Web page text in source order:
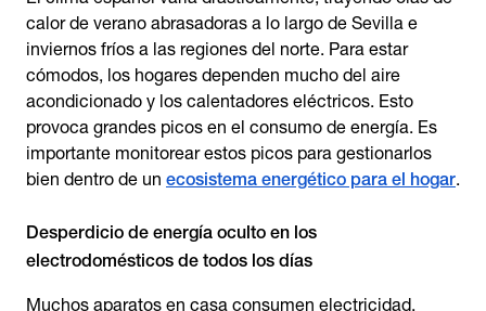
calor de verano abrasadoras a lo largo de Sevilla e
inviernos fríos a las regiones del norte. Para estar
cómodos, los hogares dependen mucho del aire
acondicionado y los calentadores eléctricos. Esto
provoca grandes picos en el consumo de energía. Es
importante monitorear estos picos para gestionarlos
bien dentro de un ecosistema energético para el hogar.
Desperdicio de energía oculto en los
electrodomésticos de todos los días
Muchos aparatos en casa consumen electricidad,